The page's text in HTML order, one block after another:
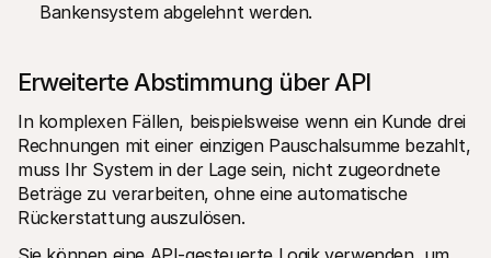
Bankensystem abgelehnt werden.
Erweiterte Abstimmung über API
In komplexen Fällen, beispielsweise wenn ein Kunde drei
Rechnungen mit einer einzigen Pauschalsumme bezahlt,
muss Ihr System in der Lage sein, nicht zugeordnete
Beträge zu verarbeiten, ohne eine automatische
Rückerstattung auszulösen.